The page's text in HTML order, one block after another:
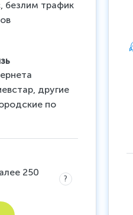
безлим трафик
другие
по
250
?